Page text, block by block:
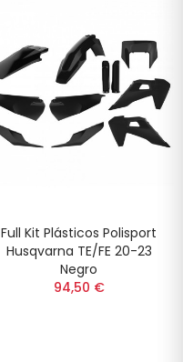
Full Kit Plásticos Polisport
Husqvarna TE/FE 20-23
Negro
94,50 €